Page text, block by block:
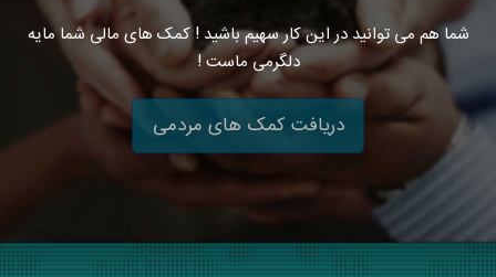
شما هم می توانید در این کار سهیم باشید ! کمک های مالی شما مایه
دلگرمی ماست !
دریافت کمک های مردمی